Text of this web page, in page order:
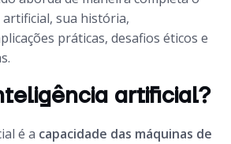
sua história,
práticas, desafios éticos e
artificial?
é a capacidade das máquinas de